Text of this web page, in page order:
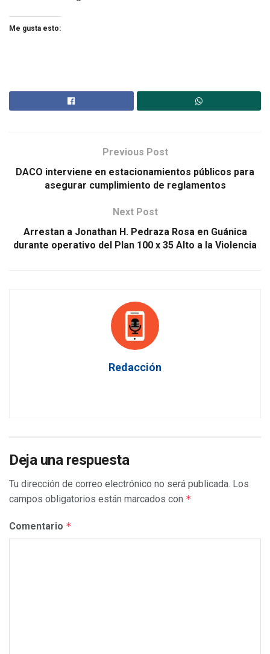
Me gusta esto:
Previous Post
DACO interviene en estacionamientos públicos para
asegurar cumplimiento de reglamentos
Next Post
Arrestan a Jonathan H. Pedraza Rosa en Guánica
durante operativo del Plan 100 x 35 Alto a la Violencia
Redacción
Deja una respuesta
Tu dirección de correo electrónico no será publicada. Los
campos obligatorios están marcados con *
Comentario *